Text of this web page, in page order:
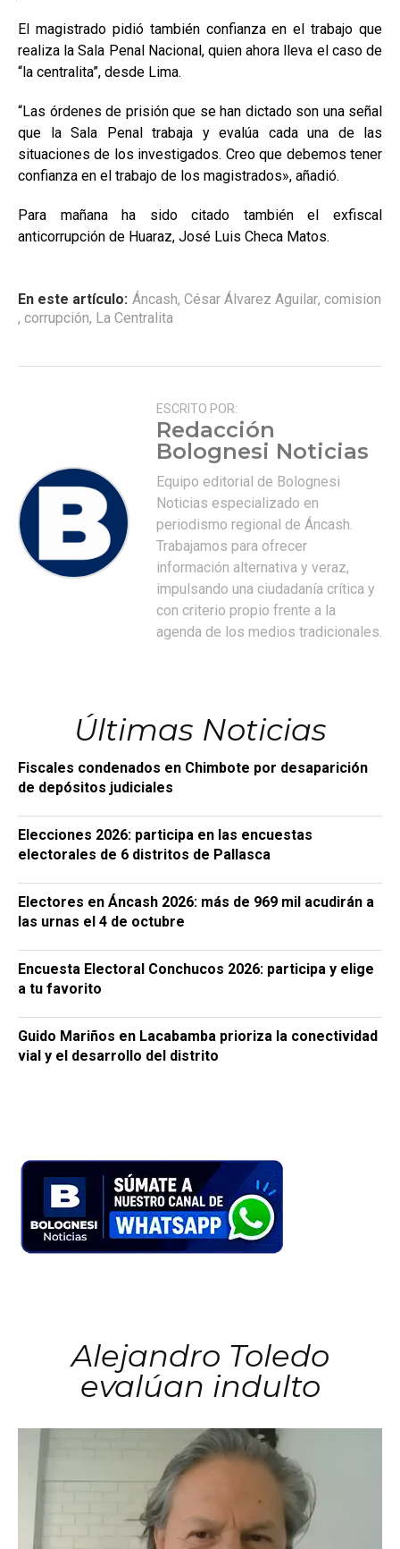
El magistrado pidió también confianza en el trabajo que
realiza la Sala Penal Nacional, quien ahora lleva el caso de
“la centralita”, desde Lima.
“Las órdenes de prisión que se han dictado son una señal
que la Sala Penal trabaja y evalúa cada una de las
situaciones de los investigados. Creo que debemos tener
confianza en el trabajo de los magistrados», añadió.
Para mañana ha sido citado también el exfiscal
anticorrupción de Huaraz, José Luis Checa Matos.
En este artículo: Áncash, César Álvarez Aguilar, comision
, corrupción, La Centralita
ESCRITO POR:
Redacción
Bolognesi Noticias
Equipo editorial de Bolognesi
Noticias especializado en
periodismo regional de Áncash.
Trabajamos para ofrecer
información alternativa y veraz,
impulsando una ciudadanía crítica y
con criterio propio frente a la
agenda de los medios tradicionales.
Últimas Noticias
Fiscales condenados en Chimbote por desaparición
de depósitos judiciales
Elecciones 2026: participa en las encuestas
electorales de 6 distritos de Pallasca
Electores en Áncash 2026: más de 969 mil acudirán a
las urnas el 4 de octubre
Encuesta Electoral Conchucos 2026: participa y elige
a tu favorito
Guido Mariños en Lacabamba prioriza la conectividad
vial y el desarrollo del distrito
Alejandro Toledo
evalúan indulto